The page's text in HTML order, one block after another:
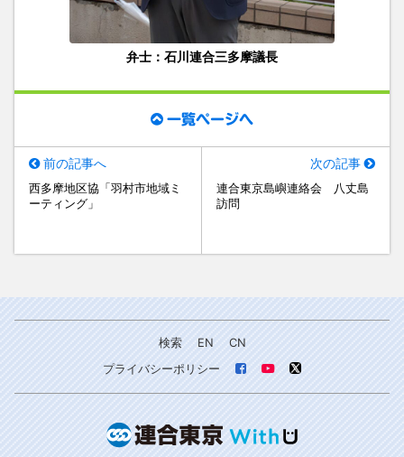
弁士：石川連合三多摩議長
一覧ページへ
前の記事へ
西多摩地区協「羽村市地域ミ
ーティング」
次の記事
連合東京島嶼連絡会 八丈島
訪問
検索 EN
CN
プライバシーポリシー